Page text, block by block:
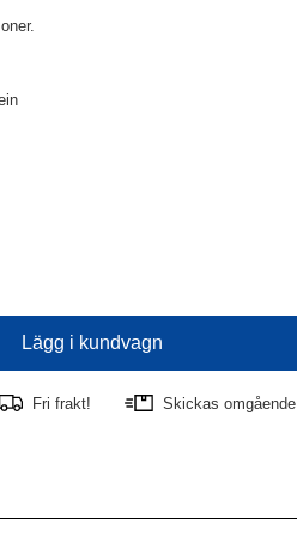
Fri frakt! Skickas omgående